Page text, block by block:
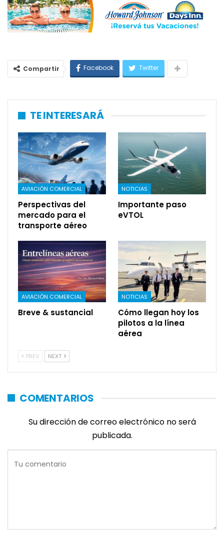
Compartir Facebook Twitter
TE INTERESARÁ
AVIACIÓN COMERCIAL
Perspectivas del
mercado para el
transporte aéreo
NOTICIAS
Importante paso
eVTOL
AVIACIÓN COMERCIAL
Breve & sustancial
NOTICIAS
Cómo llegan hoy los
pilotos a la línea
aérea
PREV NEXT
COMENTARIOS
Su dirección de correo electrónico no será
publicada.